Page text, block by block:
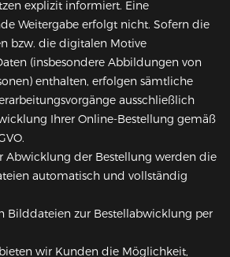
explizit informiert. Eine
Weitergabe erfolgt nicht. Sofern die
bzw. die digitalen Motive
(insbesondere Abbildungen von
enthalten, erfolgen sämtliche
ausschließlich
Ihrer Online-Bestellung gemäß
Abwicklung der Bestellung werden die
automatisch und vollständig
Bilddateien zur Bestellabwicklung per
wir Kunden die Möglichkeit,